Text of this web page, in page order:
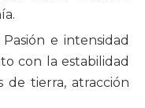
Pasión e intensidad
con la estabilidad
de tierra, atracción